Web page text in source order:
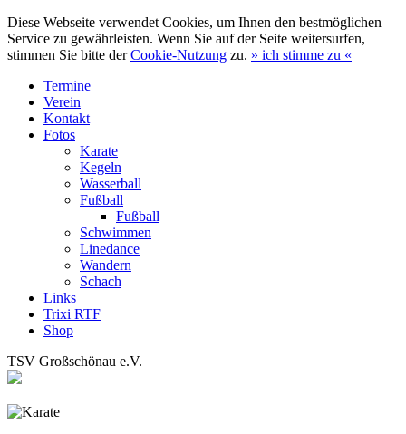
Diese Webseite verwendet Cookies, um Ihnen den bestmöglichen
Service zu gewährleisten. Wenn Sie auf der Seite weitersurfen,
stimmen Sie bitte derCookie-Nutzung zu. » ich stimme zu «
Termine
Verein
Kontakt
Fotos
Karate
Kegeln
Wasserball
Fußball
Fußball
Schwimmen
Linedance
Wandern
Schach
Links
Trixi RTF
Shop
TSV Großschönau e.V.